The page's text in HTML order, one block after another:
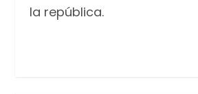
la república.